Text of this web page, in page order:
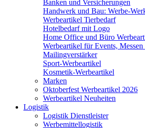
Banken und Versicherungen
Handwerk und Bau: Werbe-
Werbeartikel Tierbedarf
Hotelbedarf mit Logo
Home Office und Büro
Werbeartikel für Events,
Mailingverstärker
Sport-Werbeartikel
Kosmetik-Werbeartikel
Marken
Oktoberfest Werbeartikel 2026
Werbeartikel Neuheiten
Logistik
Logistik Dienstleister
Werbemittellogistik